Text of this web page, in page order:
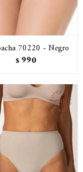
70220 - Negro
$ 990